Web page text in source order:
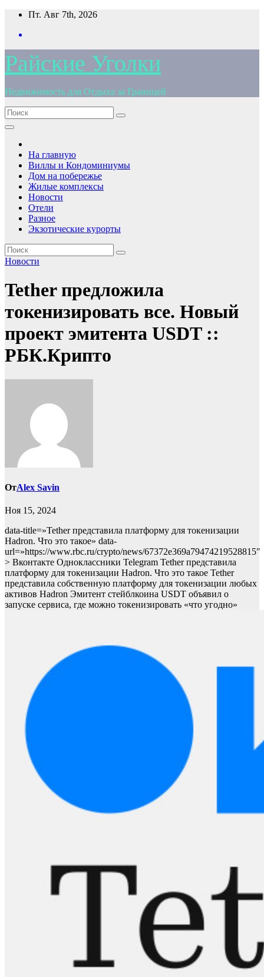
Перейти
содержимому
Пт. Авг 7th, 2026
Райские Уголки
Недвижимость для Отдыха за Границей
На главную
Виллы и Кондоминиумы
Дом на побережье
Жилые комплексы
Новости
Отели
Разное
Экзотические курорты
Новости
Tether предложила
токенизировать все. Новый
проект эмитента USDT ::
РБК.Крипто
ОтAlex Savin
Ноя 15, 2024
data-title=»Tether представила платформу для токенизации
Hadron. Что это такое» data-
url=»https://www.rbc.ru/crypto/news/67372e369a79474219528815″
> Вконтакте Одноклассники Telegram Tether представила
платформу для токенизации Hadron. Что это такое Tether
представила собственную платформу для токенизации любых
активов Hadron Эмитент стейблкоина USDT объявил о
запуске сервиса, где можно токенизировать «что угодно»